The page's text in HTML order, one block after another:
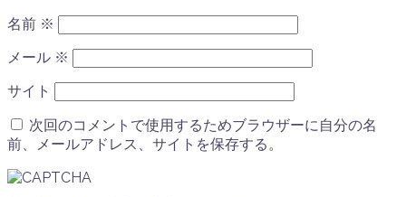
名前 ※
メール ※
サイト
次回のコメントで使用するためブラウザーに自分の名
前、メールアドレス、サイトを保存する。